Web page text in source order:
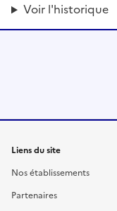
Voir l'historique
Liens du site
Nos établissements
Partenaires